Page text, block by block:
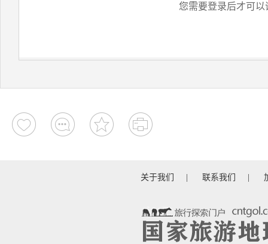
您需要登录后才可以
关于我们 联系我们